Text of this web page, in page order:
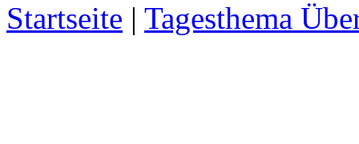
Startseite | Tagesthema